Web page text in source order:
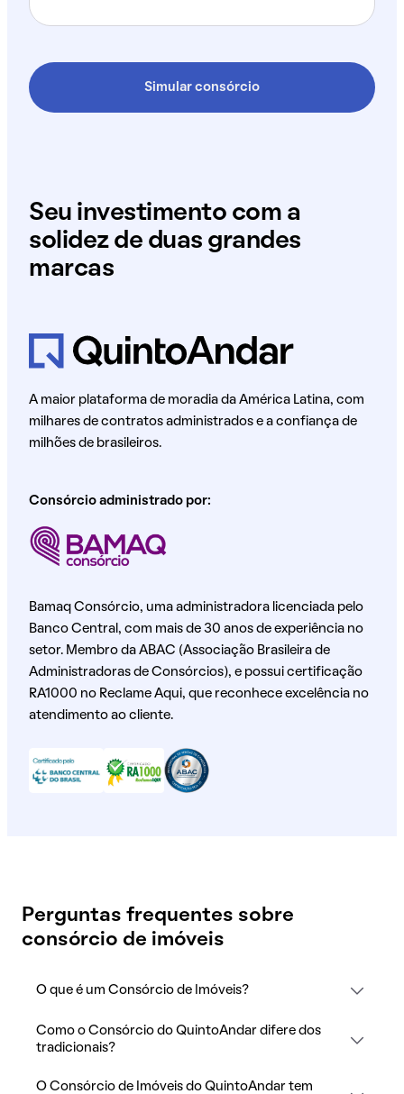
Simular consórcio
Seu investimento com a
solidez de duas grandes
marcas
A maior plataforma de moradia da América Latina, com
milhares de contratos administrados e a confiança de
milhões de brasileiros.
Consórcio administrado por:
Bamaq Consórcio, uma administradora licenciada pelo
Banco Central, com mais de 30 anos de experiência no
setor. Membro da ABAC (Associação Brasileira de
Administradoras de Consórcios), e possui certificação
RA1000 no Reclame Aqui, que reconhece excelência no
atendimento ao cliente.
Perguntas frequentes sobre
consórcio de imóveis
O que é um Consórcio de Imóveis?
Como o Consórcio do QuintoAndar difere dos
tradicionais?
O Consórcio de Imóveis do QuintoAndar tem